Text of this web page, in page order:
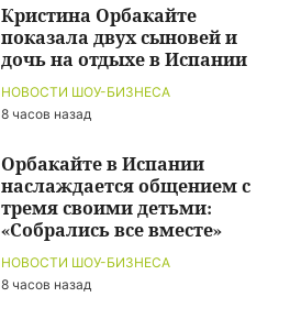
НОВОСТИ ШОУ-БИЗНЕСА
8 часов назад
Кристина Орбакайте
показала двух сыновей и
дочь на отдыхе в Испании
НОВОСТИ ШОУ-БИЗНЕСА
8 часов назад
Орбакайте в Испании
наслаждается общением с
тремя своими детьми:
«Собрались все вместе»